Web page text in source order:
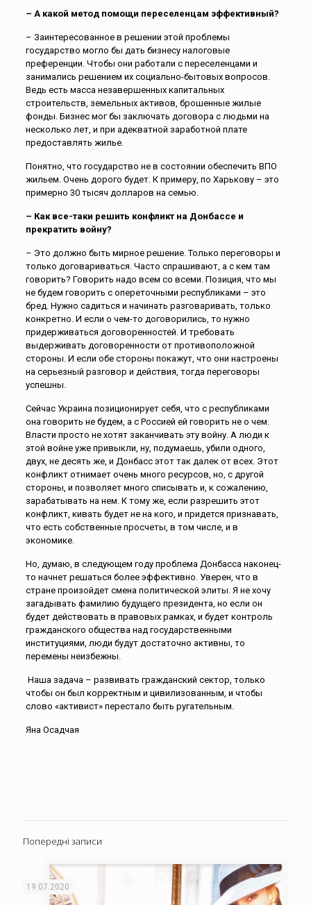
– А какой метод помощи переселенцам эффективный?
– Заинтересованное в решении этой проблемы
государство могло бы дать бизнесу налоговые
преференции. Чтобы они работали с переселенцами и
занимались решением их социально-бытовых вопросов.
Ведь есть масса незавершенных капитальных
строительств, земельных активов, брошенные жилые
фонды. Бизнес мог бы заключать договора с людьми на
несколько лет, и при адекватной заработной плате
предоставлять жилье.
Понятно, что государство не в состоянии обеспечить ВПО
жильем. Очень дорого будет. К примеру, по Харькову – это
примерно 30 тысяч долларов на семью.
– Как все-таки решить конфликт на Донбассе и
прекратить войну?
– Это должно быть мирное решение. Только переговоры и
только договариваться. Часто спрашивают, а с кем там
говорить? Говорить надо всем со всеми. Позиция, что мы
не будем говорить с опереточными республиками – это
бред. Нужно садиться и начинать разговаривать, только
конкретно. И если о чем-то договорились, то нужно
придерживаться договоренностей. И требовать
выдерживать договоренности от противоположной
стороны. И если обе стороны покажут, что они настроены
на серьезный разговор и действия, тогда переговоры
успешны.
Сейчас Украина позиционирует себя, что с республиками
она говорить не будем, а с Россией ей говорить не о чем.
Власти просто не хотят заканчивать эту войну. А люди к
этой войне уже привыкли, ну, подумаешь, убили одного,
двух, не десять же, и Донбасс этот так далек от всех. Этот
конфликт отнимает очень много ресурсов, но, с другой
стороны, и позволяет много списывать и, к сожалению,
зарабатывать на нем. К тому же, если разрешить этот
конфликт, кивать будет не на кого, и придется признавать,
что есть собственные просчеты, в том числе, и в
экономике.
Но, думаю, в следующем году проблема Донбасса наконец-
то начнет решаться более эффективно. Уверен, что в
стране произойдет смена политической элиты. Я не хочу
загадывать фамилию будущего президента, но если он
будет действовать в правовых рамках, и будет контроль
гражданского общества над государственными
институциями, люди будут достаточно активны, то
перемены неизбежны.
Наша задача – развивать гражданский сектор, только
чтобы он был корректным и цивилизованным, и чтобы
слово «активист» перестало быть ругательным.
Яна Осадчая
Попередні записи
19.07.2020